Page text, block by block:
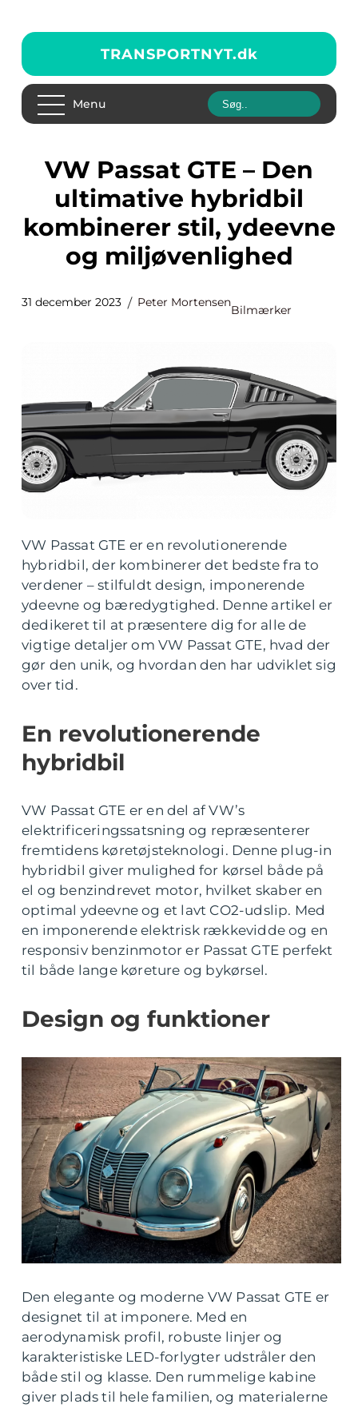
TRANSPORTNYT.dk
Menu
VW Passat GTE – Den
ultimative hybridbil
kombinerer stil, ydeevne
og miljøvenlighed
31 december 2023 Peter Mortensen
Bilmærker
VW Passat GTE er en revolutionerende
hybridbil, der kombinerer det bedste fra to
verdener – stilfuldt design, imponerende
ydeevne og bæredygtighed. Denne artikel er
dedikeret til at præsentere dig for alle de
vigtige detaljer om VW Passat GTE, hvad der
gør den unik, og hvordan den har udviklet sig
over tid.
En revolutionerende
hybridbil
VW Passat GTE er en del af VW’s
elektrificeringssatsning og repræsenterer
fremtidens køretøjsteknologi. Denne plug-in
hybridbil giver mulighed for kørsel både på
el og benzindrevet motor, hvilket skaber en
optimal ydeevne og et lavt CO2-udslip. Med
en imponerende elektrisk rækkevidde og en
responsiv benzinmotor er Passat GTE perfekt
til både lange køreture og bykørsel.
Design og funktioner
Den elegante og moderne VW Passat GTE er
designet til at imponere. Med en
aerodynamisk profil, robuste linjer og
karakteristiske LED-forlygter udstråler den
både stil og klasse. Den rummelige kabine
giver plads til hele familien, og materialerne